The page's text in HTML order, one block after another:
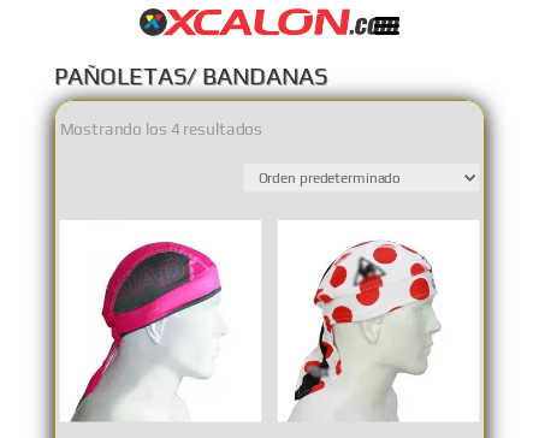
PAÑOLETAS/ BANDANAS
Mostrando los 4 resultados